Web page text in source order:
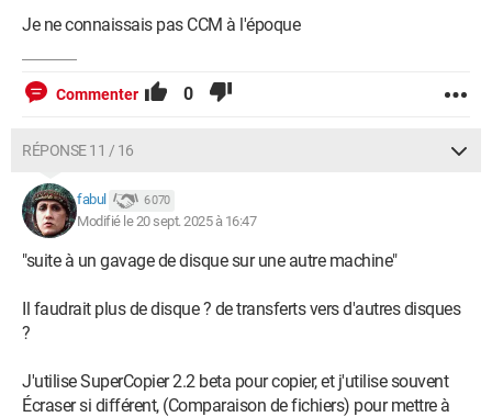
Je ne connaissais pas CCM à l'époque
Commenter 0
RÉPONSE 11 / 16
fabul 6 070
Modifié le 20 sept. 2025 à 16:47
"suite à un gavage de disque sur une autre machine"
Il faudrait plus de disque ? de transferts vers d'autres disques
?
J'utilise SuperCopier 2.2 beta pour copier, et j'utilise souvent
Écraser si différent, (Comparaison de fichiers) pour mettre à